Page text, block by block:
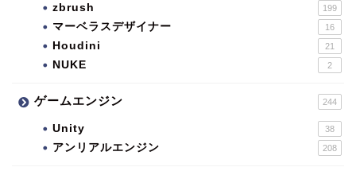
zbrush 199
マーベラスデザイナー 16
Houdini 21
NUKE 2
ゲームエンジン 244
Unity 38
アンリアルエンジン 208